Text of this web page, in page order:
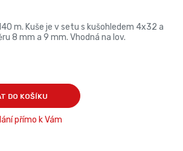
m. Kuše je v setu s kušohledem 4x32 a
8 mm a 9 mm. Vhodná na lov.
DO KOŠÍKU
přímo k Vám